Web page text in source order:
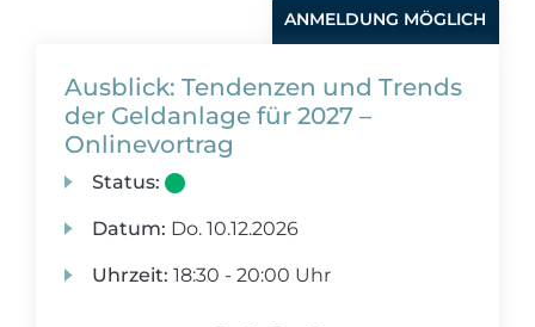
ANMELDUNG MÖGLICH
Ausblick: Tendenzen und Trends
der Geldanlage für 2027 –
Onlinevortrag
Status:
Datum: Do. 10.12.2026
Uhrzeit: 18:30 - 20:00 Uhr